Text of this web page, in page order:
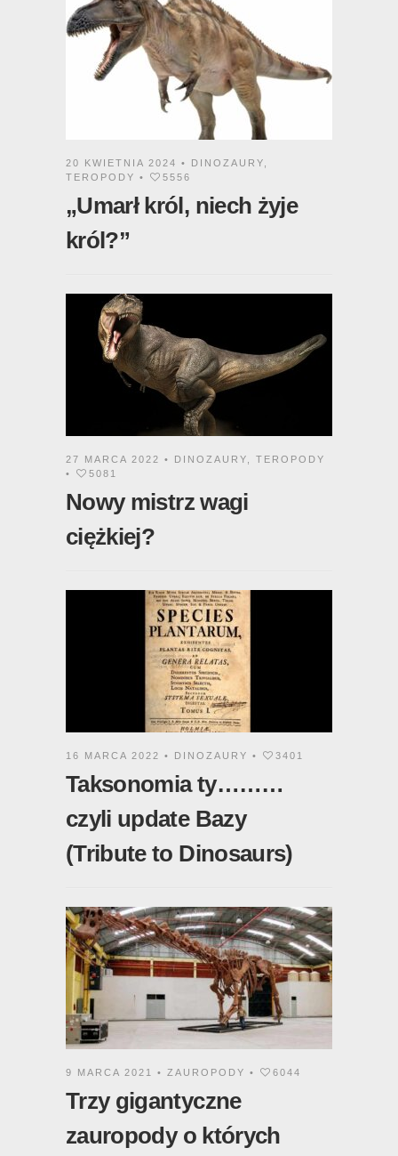
20 KWIETNIA 2024 • DINOZAURY
TEROPODY • 5556
„Umarł król, niech żyje
król?”
27 MARCA 2022 • DINOZAURY
TEROPODY
•
5081
Nowy mistrz wagi
ciężkiej?
16 MARCA 2022 • DINOZAURY • 3401
Taksonomia ty………
czyli update Bazy
(Tribute to Dinosaurs)
9 MARCA 2021 • ZAUROPODY • 6044
Trzy gigantyczne
zauropody o których